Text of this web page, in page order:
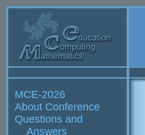
MCE-2026
About Conference
Questions and
Answers